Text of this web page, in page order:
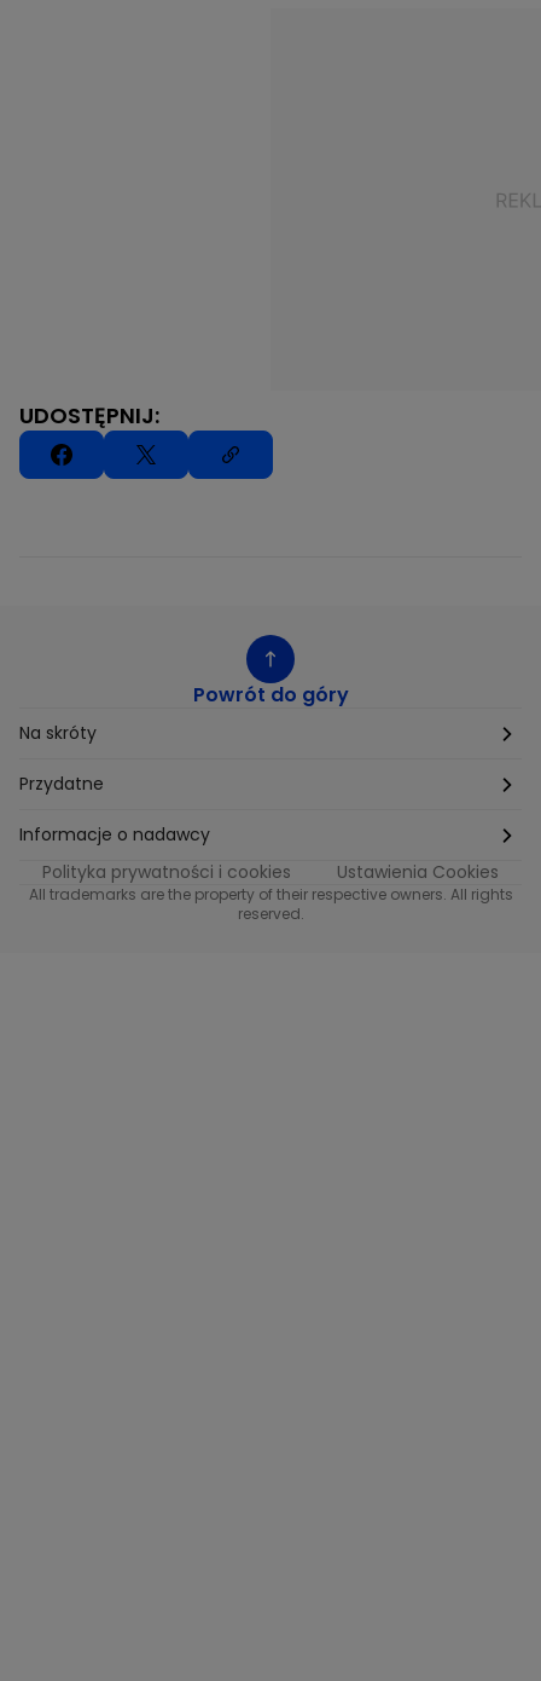
UDOSTĘPNIJ:
Powrót do góry
Na skróty
Etyka
Supplier Diversity
Polityka podatkowa
Przydatne
Biuro Prasowe
Biuro Reklamy
Informacje o nadawcy
Informacje o nadawcy programu METRO
Polityka prywatności i cookies Ustawienia Cookies
All trademarks are the property of their respective owners. All rights
reserved.